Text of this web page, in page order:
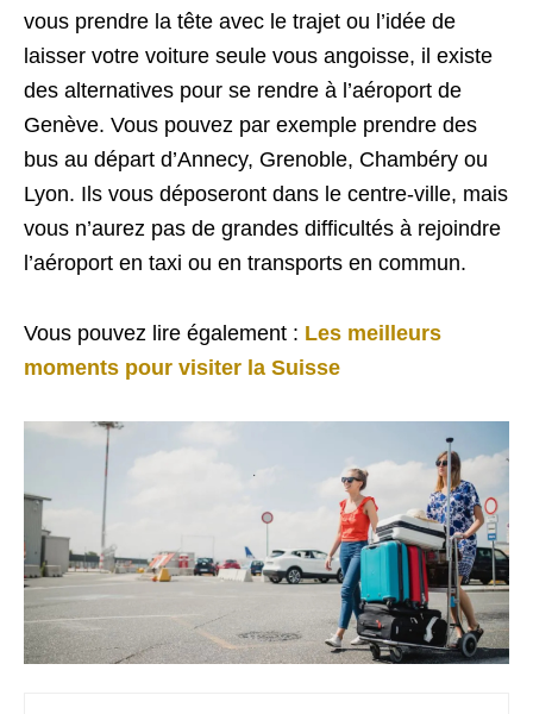
vous prendre la tête avec le trajet ou l’idée de
laisser votre voiture seule vous angoisse, il existe
des alternatives pour se rendre à l’aéroport de
Genève. Vous pouvez par exemple prendre des
bus au départ d’Annecy, Grenoble, Chambéry ou
Lyon. Ils vous déposeront dans le centre-ville, mais
vous n’aurez pas de grandes difficultés à rejoindre
l’aéroport en taxi ou en transports en commun.
Vous pouvez lire également : Les meilleurs
moments pour visiter la Suisse